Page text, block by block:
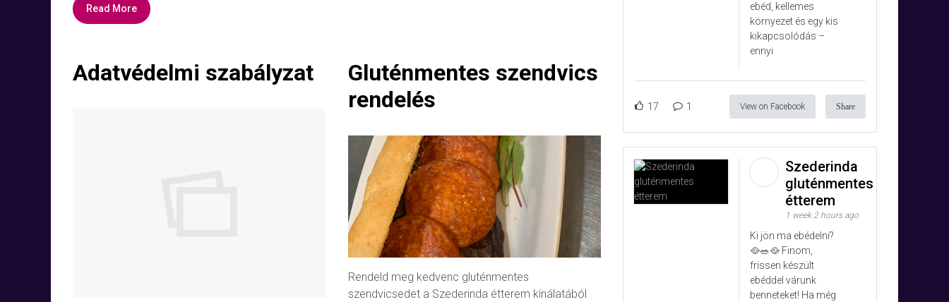
Read More
Adatvédelmi szabályzat
Gluténmentes szendvics
rendelés
Rendeld meg kedvenc gluténmentes
szendvicsedet a Szederinda étterem kínálatából
ebéd, kellemes
környezet és egy kis
kikapcsolódás –
ennyi
17 1 View on Facebook Share
Szederinda
gluténmentes
étterem
1 week 2 hours ago
Ki jön ma ebédelni?
🥘🥗🥘 Finom,
frissen készült
ebéddel várunk
benneteket! Ha még